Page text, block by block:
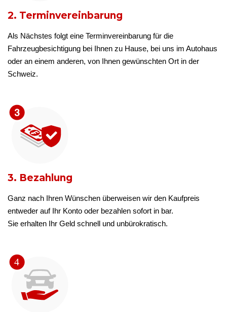
2. Terminvereinbarung
Als Nächstes folgt eine Terminvereinbarung für die
Fahrzeugbesichtigung bei Ihnen zu Hause, bei uns im Autohaus
oder an einem anderen, von Ihnen gewünschten Ort in der
Schweiz.
3. Bezahlung
Ganz nach Ihren Wünschen überweisen wir den Kaufpreis
entweder auf Ihr Konto oder bezahlen sofort in bar.
Sie erhalten Ihr Geld schnell und unbürokratisch.